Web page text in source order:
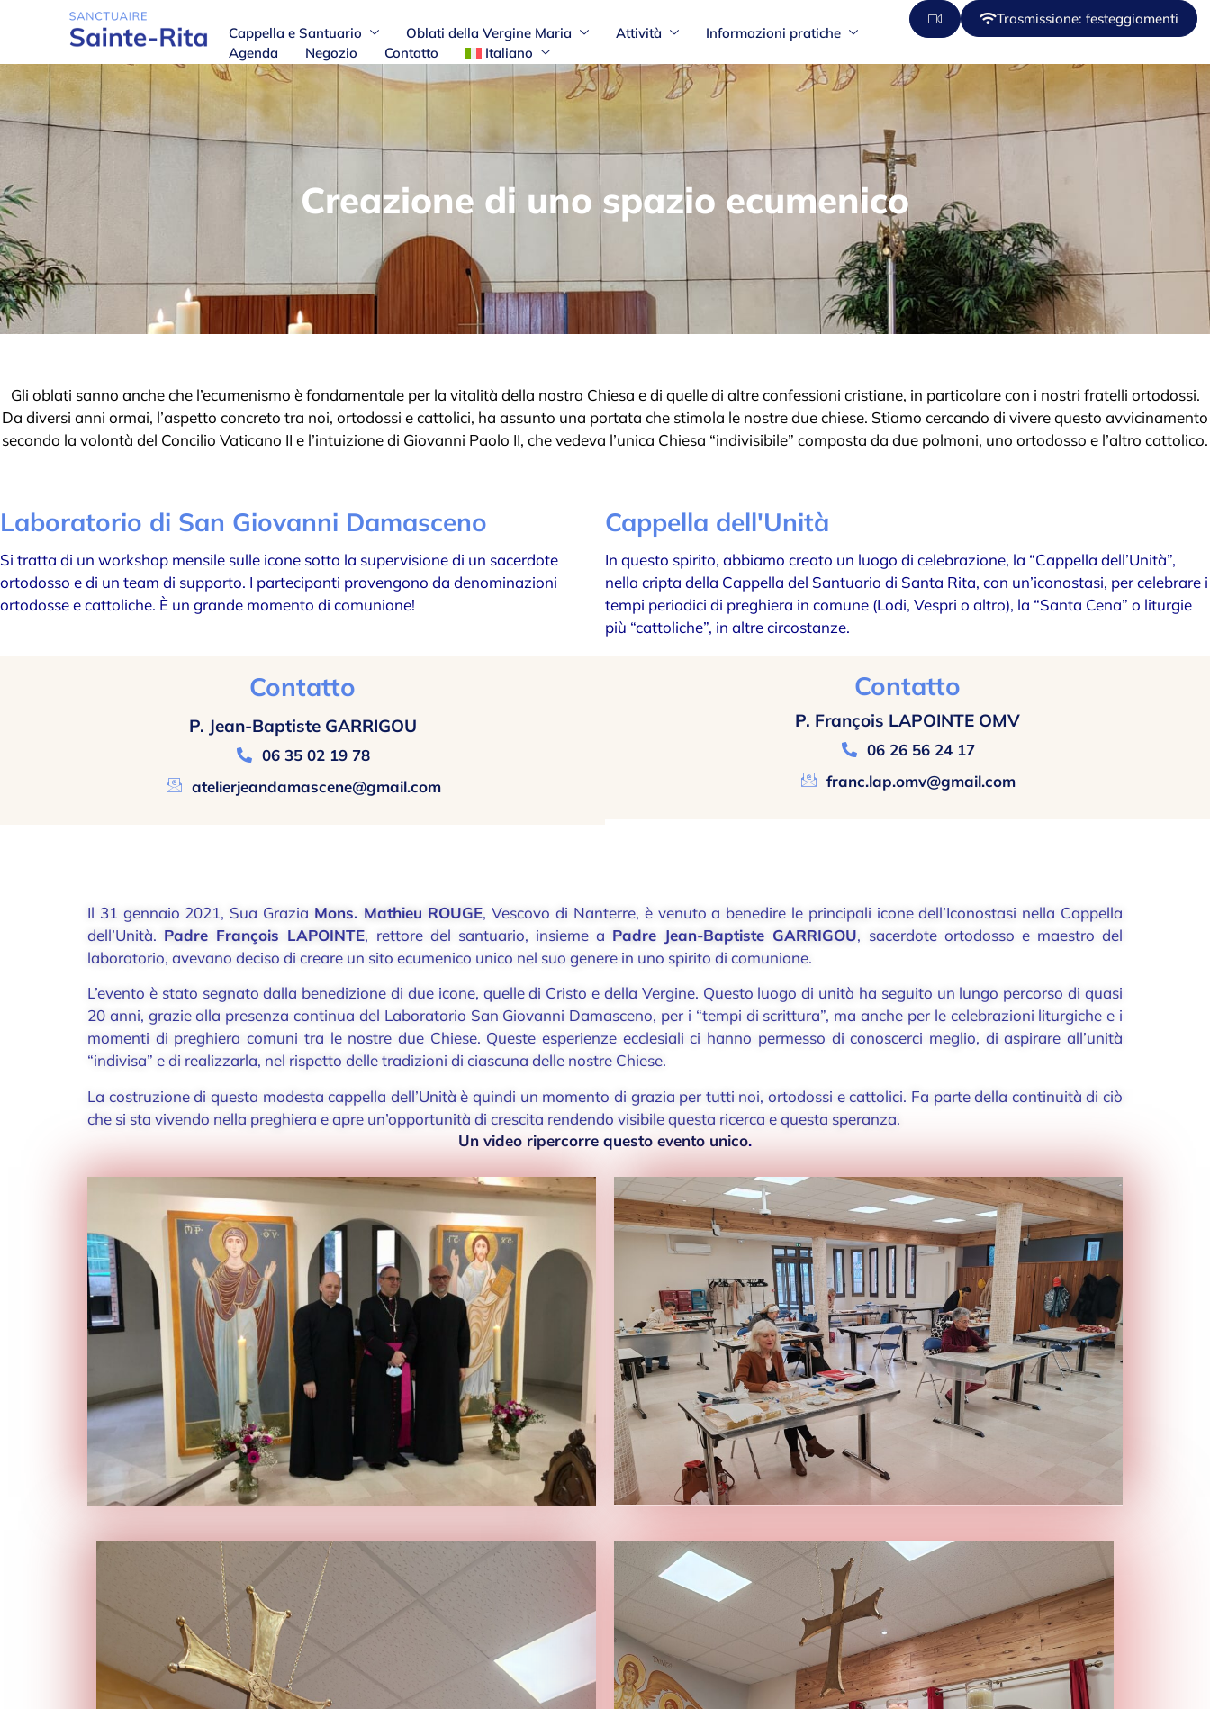
Cappella e Santuario Oblati della Vergine Maria Attività
Informazioni pratiche
Agenda
Negozio Contatto Italiano
Trasmissione: festeggiamenti
Creazione di uno spazio ecumenico
Gli oblati sanno anche che l’ecumenismo è fondamentale per la vitalità della nostra Chiesa e di quelle di altre confessioni cristiane, in particolare con i nostri fratelli ortodossi.
Da diversi anni ormai, l’aspetto concreto tra noi, ortodossi e cattolici, ha assunto una portata che stimola le nostre due chiese. Stiamo cercando di vivere questo avvicinamento
secondo la volontà del Concilio Vaticano II e l’intuizione di Giovanni Paolo II, che vedeva l’unica Chiesa “indivisibile” composta da due polmoni, uno ortodosso e l’altro cattolico.
Laboratorio di San Giovanni Damasceno
Si tratta di un workshop mensile sulle icone sotto la supervisione di un sacerdote
ortodosso e di un team di supporto. I partecipanti provengono da denominazioni
ortodosse e cattoliche. È un grande momento di comunione!
Contatto
P. Jean-Baptiste GARRIGOU
06 35 02 19 78
atelierjeandamascene@gmail.com
Cappella dell'Unità
In questo spirito, abbiamo creato un luogo di celebrazione, la “Cappella dell’Unità”,
nella cripta della Cappella del Santuario di Santa Rita, con un’iconostasi, per celebrare i
tempi periodici di preghiera in comune (Lodi, Vespri o altro), la “Santa Cena” o liturgie
più “cattoliche”, in altre circostanze.
Contatto
P. François LAPOINTE OMV
06 26 56 24 17
franc.lap.omv@gmail.com
Il 31 gennaio 2021, Sua Grazia Mons. Mathieu ROUGE, Vescovo di Nanterre, è venuto a benedire le principali icone dell’Iconostasi nella Cappella
dell’Unità. Padre François LAPOINTE, rettore del santuario, insieme a Padre Jean-Baptiste GARRIGOU, sacerdote ortodosso e maestro del
laboratorio, avevano deciso di creare un sito ecumenico unico nel suo genere in uno spirito di comunione.
L’evento è stato segnato dalla benedizione di due icone, quelle di Cristo e della Vergine. Questo luogo di unità ha seguito un lungo percorso di quasi
20 anni, grazie alla presenza continua del Laboratorio San Giovanni Damasceno, per i “tempi di scrittura”, ma anche per le celebrazioni liturgiche e i
momenti di preghiera comuni tra le nostre due Chiese. Queste esperienze ecclesiali ci hanno permesso di conoscerci meglio, di aspirare all’unità
“indivisa” e di realizzarla, nel rispetto delle tradizioni di ciascuna delle nostre Chiese.
La costruzione di questa modesta cappella dell’Unità è quindi un momento di grazia per tutti noi, ortodossi e cattolici. Fa parte della continuità di ciò
che si sta vivendo nella preghiera e apre un’opportunità di crescita rendendo visibile questa ricerca e questa speranza.
Un video ripercorre questo evento unico.